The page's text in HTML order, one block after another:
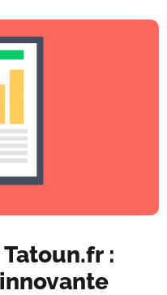
: